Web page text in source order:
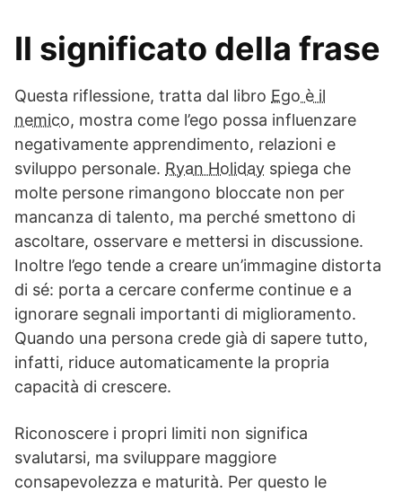
Il significato della frase
Questa riflessione, tratta dal libro Ego è il
nemico, mostra come l’ego possa influenzare
negativamente apprendimento, relazioni e
sviluppo personale. Ryan Holiday spiega che
molte persone rimangono bloccate non per
mancanza di talento, ma perché smettono di
ascoltare, osservare e mettersi in discussione.
Inoltre l’ego tende a creare un’immagine distorta
di sé: porta a cercare conferme continue e a
ignorare segnali importanti di miglioramento.
Quando una persona crede già di sapere tutto,
infatti, riduce automaticamente la propria
capacità di crescere.
Riconoscere i propri limiti non significa
svalutarsi, ma sviluppare maggiore
consapevolezza e maturità. Per questo le